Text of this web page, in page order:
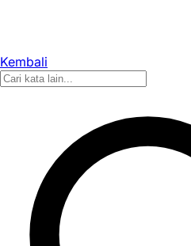
Kembali